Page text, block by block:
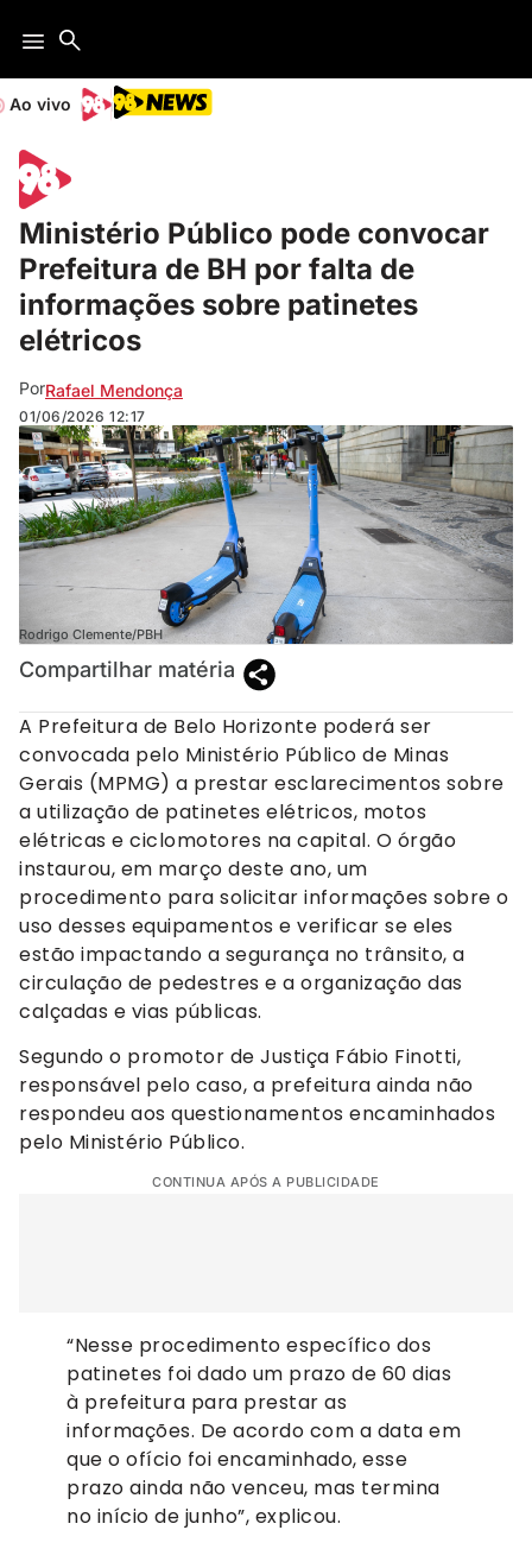
Ao vivo
Ministério Público pode convocar
Prefeitura de BH por falta de
informações sobre patinetes
elétricos
PorRafael Mendonça
01/06/2026 12:17
Rodrigo Clemente/PBH
Compartilhar matéria
A Prefeitura de Belo Horizonte poderá ser
convocada pelo Ministério Público de Minas
Gerais (MPMG) a prestar esclarecimentos sobre
a utilização de patinetes elétricos, motos
elétricas e ciclomotores na capital. O órgão
instaurou, em março deste ano, um
procedimento para solicitar informações sobre o
uso desses equipamentos e verificar se eles
estão impactando a segurança no trânsito, a
circulação de pedestres e a organização das
calçadas e vias públicas.
Segundo o promotor de Justiça Fábio Finotti,
responsável pelo caso, a prefeitura ainda não
respondeu aos questionamentos encaminhados
pelo Ministério Público.
CONTINUA APÓS A PUBLICIDADE
“Nesse procedimento específico dos
patinetes foi dado um prazo de 60 dias
à prefeitura para prestar as
informações. De acordo com a data em
que o ofício foi encaminhado, esse
prazo ainda não venceu, mas termina
no início de junho”, explicou.